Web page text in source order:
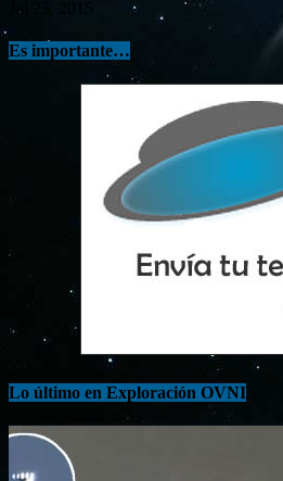
Jul 23, 2015
Es importante…
Lo último en Exploración OVNI